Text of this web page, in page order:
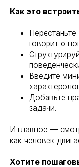
Как это
говорит о
Введите
Добавьте
задачи.
И главное —
как человек
Хотите